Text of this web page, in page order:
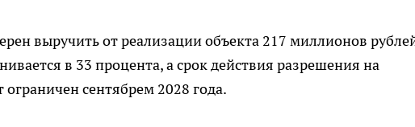
выручить от реализации объекта 217 миллионов
в 33 процента, а срок действия разрешения на
сентябрем 2028 года.